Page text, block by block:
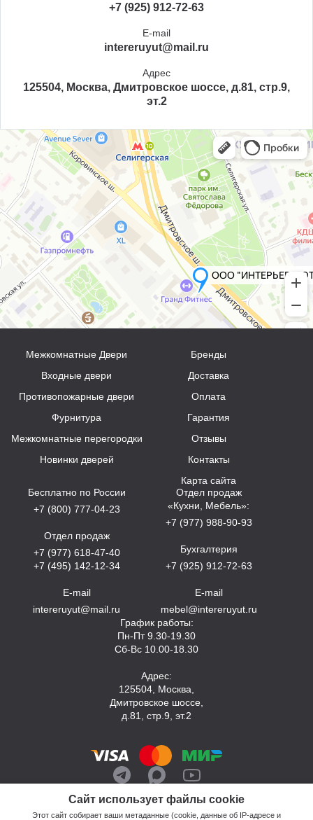
+7 (925) 912-72-63
E-mail
intereruyut@mail.ru
Адрес
125504, Москва, Дмитровское шоссе, д.81, стр.9,
эт.2
Сайт использует файлы cookie
Этот сайт собирает ваши метаданные (cookie, данные об IP-адресе и
Межкомнатные Двери
Входные двери
Противопожарные двери
Фурнитура
Межкомнатные перегородки
Новинки дверей
Бренды
Доставка
Оплата
Гарантия
Отзывы
Контакты
Карта сайта
Бесплатно по России
+7 (800) 777-04-23
Отдел продаж
+7 (977) 618-47-40
+7 (495) 142-12-34
E-mail
intereruyut@mail.ru
Отдел продаж
«Кухни, Мебель»:
+7 (977) 988-90-93
Бухгалтерия
+7 (925) 912-72-63
E-mail
mebel@intereruyut.ru
График работы:
Пн-Пт 9.30-19.30
Сб-Вс 10.00-18.30
Адрес:
125504, Москва,
Дмитровское шоссе,
д.81, стр.9, эт.2